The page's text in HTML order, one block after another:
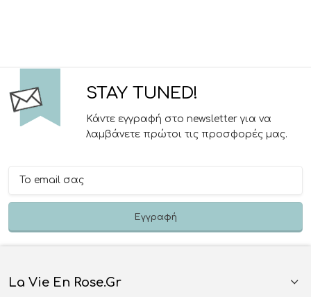
STAY TUNED!
Κάντε εγγραφή στο newsletter για να
λαμβάνετε πρώτοι τις προσφορές μας.
La Vie En Rose.gr